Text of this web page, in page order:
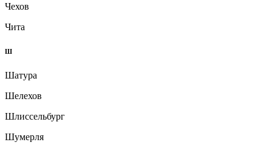
Чехов
Чита
Ш
Шатура
Шелехов
Шлиссельбург
Шумерля